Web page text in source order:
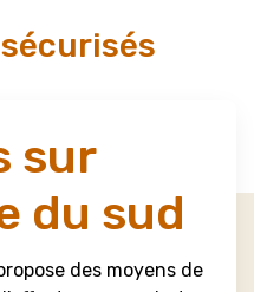
sur
du sud
des moyens de